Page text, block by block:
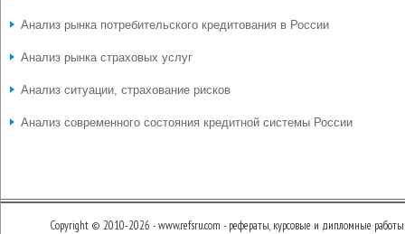
Анализ рынка потребительского кредитования в России
Анализ рынка страховых услуг
Анализ ситуации, страхование рисков
Анализ современного состояния кредитной системы России
Copyright © 2010-2026 - www.refsru.com - рефераты, курсовые и дипломные работы